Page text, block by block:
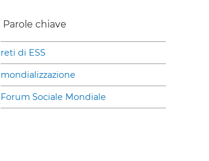
Parole chiave
reti di ESS
mondializzazione
Forum Sociale Mondiale